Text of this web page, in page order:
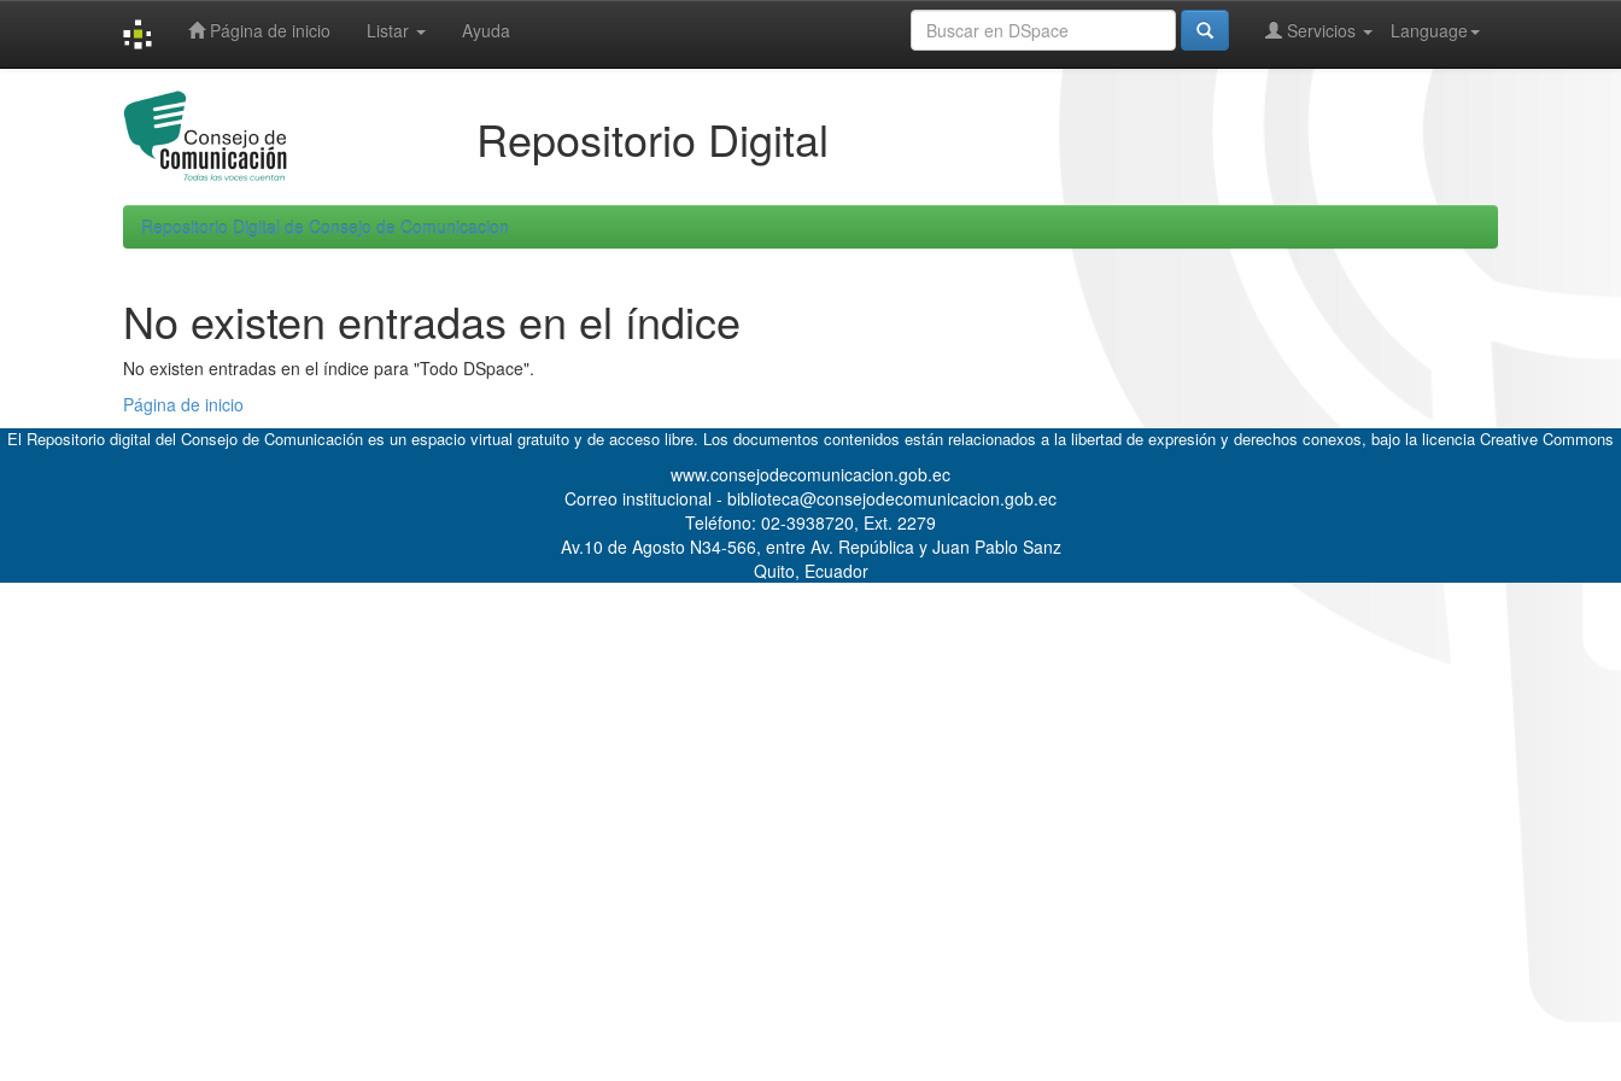
Página de inicio Listar Ayuda Language
Servicios
Repositorio Digital
Repositorio Digital de Consejo de Comunicacion
No existen entradas en el índice
No existen entradas en el índice para "Todo DSpace".
Página de inicio
El Repositorio digital del Consejo de Comunicación es un espacio virtual gratuito y de acceso libre. Los documentos contenidos están relacionados a la libertad de expresión y derechos conexos, bajo la licencia Creative Commons
www.consejodecomunicacion.gob.ec
Correo institucional - biblioteca@consejodecomunicacion.gob.ec
Teléfono: 02-3938720, Ext. 2279
Av.10 de Agosto N34-566, entre Av. República y Juan Pablo Sanz
Quito, Ecuador